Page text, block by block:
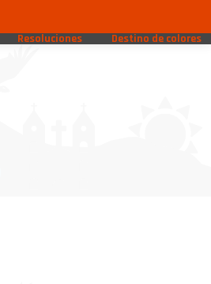
Resoluciones Destino de colores